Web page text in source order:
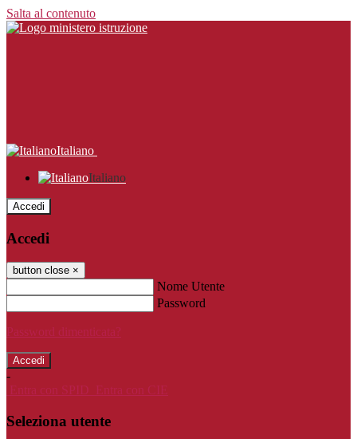
Salta al contenuto
Italiano
Italiano
Accedi
Accedi
button close ×
Nome Utente
Password
Password dimenticata?
-
Entra con SPID
Entra con CIE
Seleziona utente